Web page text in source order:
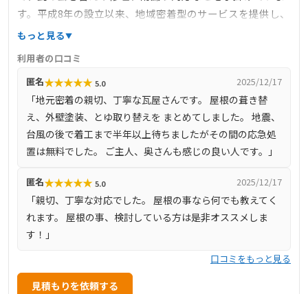
す。平成8年の設立以来、地域密着型のサービスを提供し、
奈良県、京都府、大阪府を中心に対応エリアを広げていま
伝統的な建築物にも対応可能です。屋根の無料点検を実施
しており、現地調査から見積もり、施工、アフターフォロ
ーまで一貫して対応しています。小さな修理から大規模な
葺き替え工事まで、幅広いニーズに応えることができるた
め、和束町で屋根修理を検討されている方にも安心して依
頼できる業者です。
もっと見る
利用者の口コミ
匿名★★★★★ 5.0 2025/12/17
「地元密着の親切、丁寧な瓦屋さんです。 屋根の葺き替
え、外壁塗装、とゆ取り替えを まとめてしました。 地震、
台風の後で着工まで半年以上待ちましたがその間の応急処
置は無料でした。 ご主人、奥さんも感じの良い人です。」
匿名★★★★★ 5.0 2025/12/17
「親切、丁寧な対応でした。 屋根の事なら何でも教えてく
れます。 屋根の事、検討している方は是非オススメしま
す！」
口コミをもっと見る
見積もりを依頼する